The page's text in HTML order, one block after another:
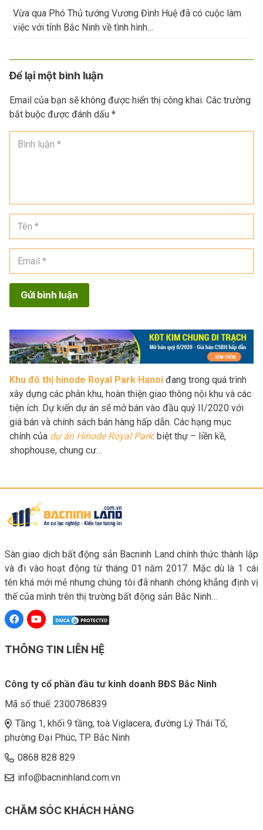
Vừa qua Phó Thủ tướng Vương Đình Huệ đã có cuộc làm
việc với tỉnh Bắc Ninh về tình hình…
Để lại một bình luận
Email của bạn sẽ không được hiển thị công khai. Các trường
bắt buộc được đánh dấu *
Gửi bình luận
Khu đô thị hinode Royal Park Hanoi đang trong quá trình
xây dựng các phân khu, hoàn thiện giao thông nội khu và các
tiện ích. Dự kiến dự án sẽ mở bán vào đầu quý II/2020 với
giá bán và chính sách bán hàng hấp dẫn. Các hạng mục
chính của dự án Hinode Royal Park: biệt thự – liền kề,
shophouse, chung cư…
Sàn giao dịch bất động sản Bacninh Land chính thức thành lập
và đi vào hoạt động từ tháng 01 năm 2017. Mặc dù là 1 cái
tên khá mới mẻ nhưng chúng tôi đã nhanh chóng khẳng định vị
thế của mình trên thị trường bất động sản Bắc Ninh…
THÔNG TIN LIÊN HỆ
Công ty cổ phần đầu tư kinh doanh BĐS Bắc Ninh
Mã số thuế: 2300786839
Tầng 1, khối 9 tầng, toà Viglacera, đường Lý Thái Tổ,
phường Đại Phúc, TP. Bắc Ninh
0868 828 829
info@bacninhland.com.vn
CHĂM SÓC KHÁCH HÀNG